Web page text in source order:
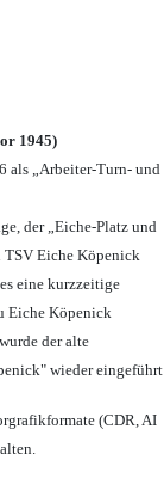
1945)
als „Arbeiter-Turn- und
der „Eiche-Platz und
TSV Eiche Köpenick
eine kurzzeitige
Eiche Köpenick
der alte
wieder eingeführt
(CDR, AI